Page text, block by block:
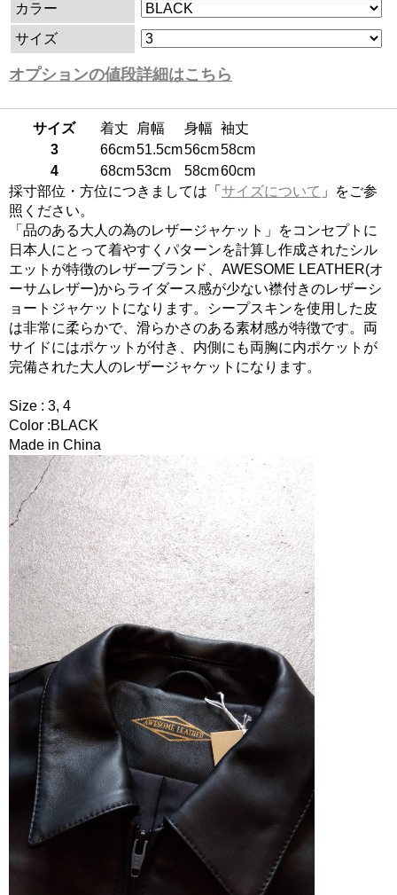
カラー
サイズ
オプションの値段詳細はこちら
サイズ 着丈 肩幅 身幅 袖丈
3
66cm51.5cm56cm58cm
4
68cm53cm 58cm60cm
採寸部位・方位につきましては「 サイズについて 」をご参
照ください。
「品のある大人の為のレザージャケット」をコンセプトに
日本人にとって着やすくパターンを計算し作成されたシル
エットが特徴のレザーブランド、AWESOME LEATHER(オ
ーサムレザー)からライダース感が少ない襟付きのレザーシ
ョートジャケットになります。シープスキンを使用した皮
は非常に柔らかで、滑らかさのある素材感が特徴です。両
サイドにはポケットが付き、内側にも両胸に内ポケットが
完備された大人のレザージャケットになります。
Size : 3, 4
Color :BLACK
Made in China